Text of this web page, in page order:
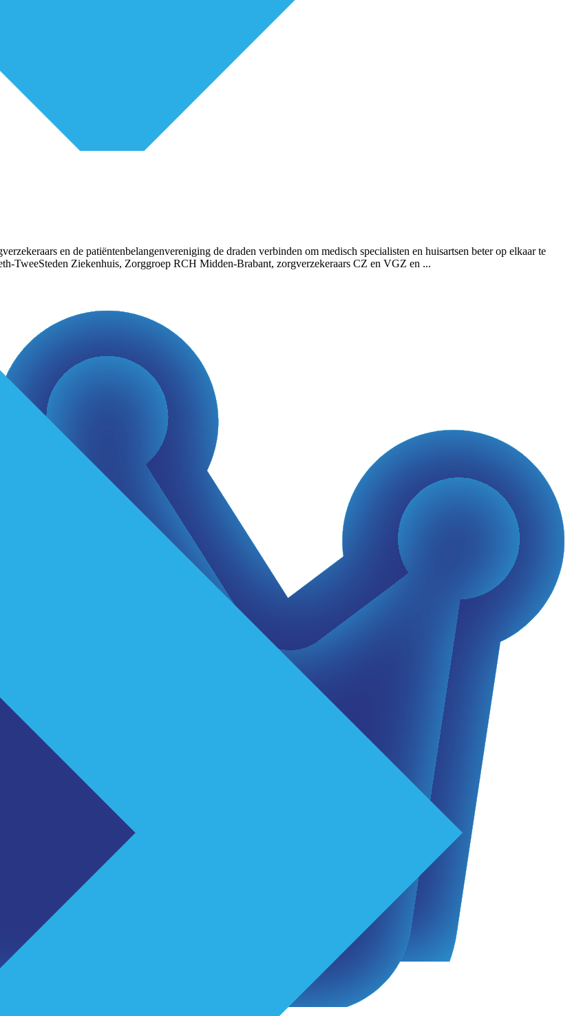
en de patiëntenbelangenvereniging de draden verbinden om medisch specialisten en huisartsen beter op elkaar te
TweeSteden Ziekenhuis, Zorggroep RCH Midden-Brabant, zorgverzekeraars CZ en VGZ en ...